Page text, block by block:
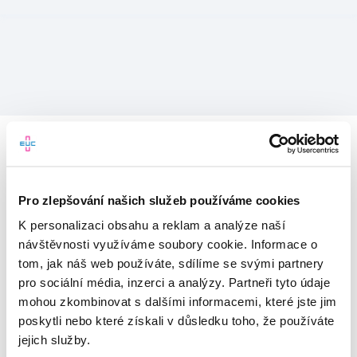
Pro zlepšování našich služeb používáme cookies
K personalizaci obsahu a reklam a analýze naší
návštěvnosti využíváme soubory cookie. Informace o
tom, jak náš web používáte, sdílíme se svými partnery
pro sociální média, inzerci a analýzy. Partneři tyto údaje
mohou zkombinovat s dalšími informacemi, které jste jim
poskytli nebo které získali v důsledku toho, že používáte
jejich služby.
Vítejte v mojeEUC